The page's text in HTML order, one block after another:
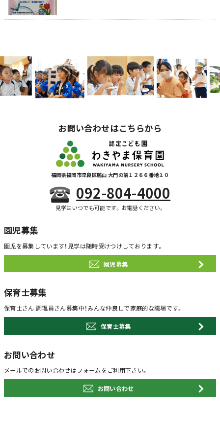
お問い合わせはこちらから
福岡県福岡市早良区脇山 大門の前１２６６番地１０
092-804-4000
見学はいつでも可能です。お電話ください。
園児募集
園児を募集しています！ 見学は随時受けつけしております。
園児募集
保育士募集
保育士さん 調理員さん募集中！みんな仲良しで家庭的な職場です。
保育士募集
お問い合わせ
メールでのお問い合わせはフォームをご利用下さい。
お問い合わせ